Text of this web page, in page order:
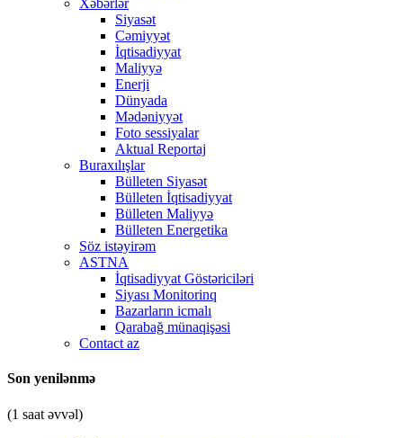
Xəbərlər
Siyasət
Cəmiyyət
İqtisadiyyat
Maliyyə
Enerji
Dünyada
Mədəniyyət
Foto sessiyalar
Aktual Reportaj
Buraxılışlar
Bülleten Siyasət
Bülleten İqtisadiyyat
Bülleten Maliyyə
Bülleten Energetika
Söz istəyirəm
ASTNA
İqtisadiyyat Göstəriciləri
Siyası Monitorinq
Bazarların icmalı
Qarabağ münaqişəsi
Contact az
Son yenilənmə
(1 saat əvvəl)